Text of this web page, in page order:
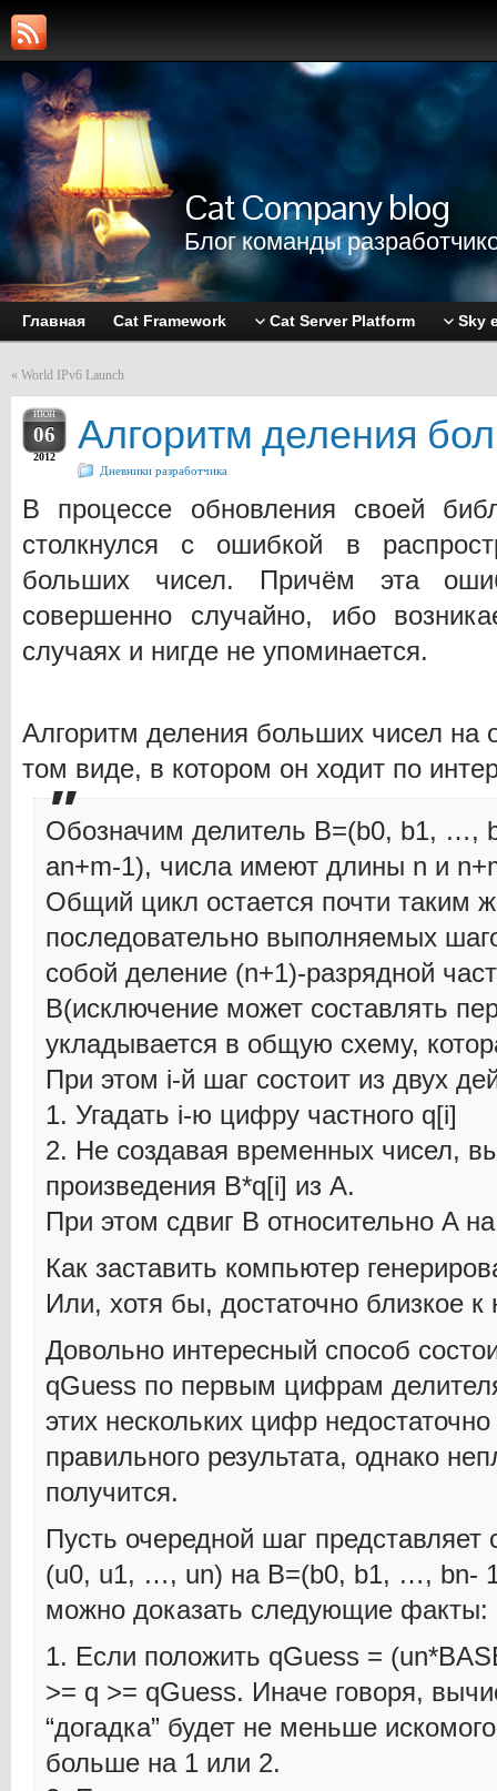
Cat Company blog
Блог команды
Главная Cat Framework Cat Server Platform Sky
« World IPv6 Launch
ИЮН
06
2012 Алгоритм деления
Дневники разработчика
В процессе обновления своей
столкнулся с ошибкой в
больших чисел. Причём эта
совершенно случайно, ибо
случаях и нигде не упоминается.
Алгоритм деления больших чисел на
том виде, в котором он ходит по
Обозначим делитель B=(b0, b1, …,
an+m-1), числа имеют длины n и
Общий цикл остается почти таким
последовательно выполняемых
собой деление (n+1)-разрядной
B(исключение может составлять
укладывается в общую схему,
При этом i-й шаг состоит из двух
1. Угадать i-ю цифру частного q[i]
2. Не создавая временных чисел,
произведения B*q[i] из A.
При этом сдвиг B относительно A
Как заставить компьютер
Или, хотя бы, достаточно близкое
Довольно интересный способ
qGuess по первым цифрам
этих нескольких цифр
правильного результата, однако
получится.
Пусть очередной шаг представляет
(u0, u1, …, un) на B=(b0, b1, …, bn-
можно доказать следующие факты:
1. Если положить qGuess =
>= q >= qGuess. Иначе говоря,
“догадка” будет не меньше
больше на 1 или 2.